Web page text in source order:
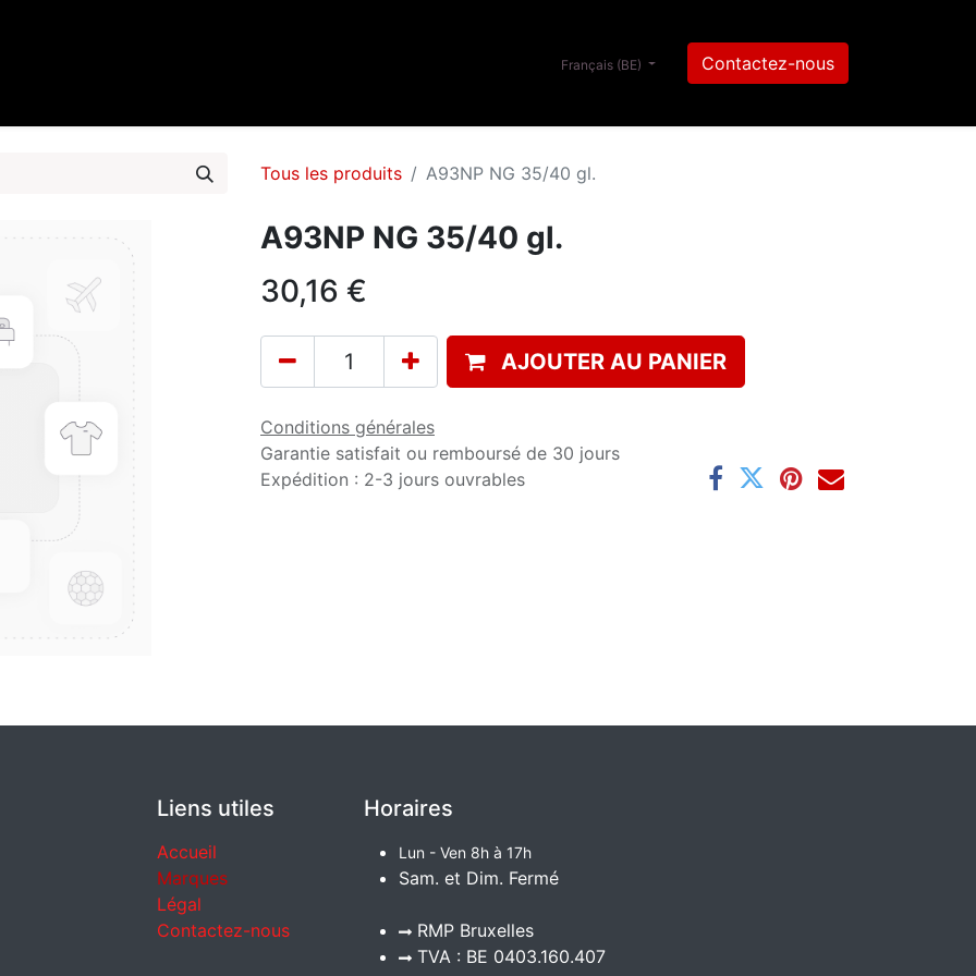
Français (BE) Contactez-nous
Tous les produits A93NP NG 35/40 gl.
A93NP NG 35/40 gl.
30,16 €
AJOUTER AU PANIER
Conditions générales
Garantie satisfait ou remboursé de 30 jours
Expédition : 2-3 jours ouvrables
Liens utiles
Accueil
Marques
Légal
Contactez-nous
Horaires
Lun - Ven 8h à 17h
Sam. et Dim. Fermé
RMP Bruxelles
TVA : BE 0403.160.407